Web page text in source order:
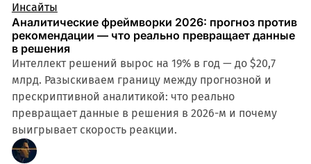
Инсайты
Аналитические фреймворки 2026: прогноз против
рекомендации — что реально превращает данные
в решения
Интеллект решений вырос на 19% в год — до $20,7
млрд. Разыскиваем границу между прогнозной и
прескриптивной аналитикой: что реально
превращает данные в решения в 2026-м и почему
выигрывает скорость реакции.